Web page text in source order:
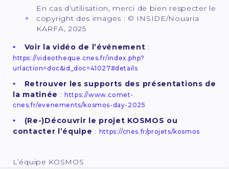
En cas d’utilisation, merci de bien respecter le
copyright des images : © INSIDE/Nouaria
KARFA, 2025
Voir la vidéo de l’événement :
https://videotheque.cnes.fr/index.php?
urlaction=doc&id_doc=41027#details
Retrouver les supports des présentations de
la matinée :https://www.comet-
cnes.fr/evenements/kosmos-day-2025
(Re-)Découvrir le projet KOSMOS ou
contacter l’équipe : https://cnes.fr/projets/kosmos
L’équipe KOSMOS